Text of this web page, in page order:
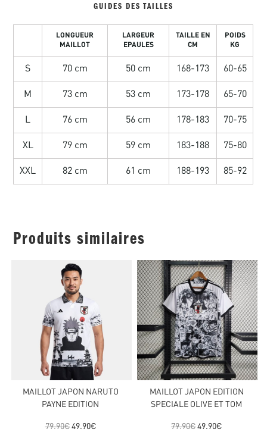
GUIDES DES TAILLES
LONGUEUR
MAILLOT
LARGEUR
EPAULES
TAILLE EN
CM
POIDS
KG
S 70 cm 50 cm 168-173 60-65
M 73 cm 53 cm 173-178 65-70
L 76 cm 56 cm 178-183 70-75
XL 79 cm 59 cm 183-188 75-80
XXL 82 cm 61 cm 188-193 85-92
Produits similaires
MAILLOT JAPON NARUTO
PAYNE EDITION
79.90€ 49.90€
MAILLOT JAPON EDITION
SPECIALE OLIVE ET TOM
79.90€ 49.90€